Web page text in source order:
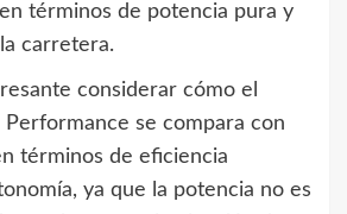
términos de potencia pura y
carretera.
considerar cómo el
se compara con
términos de eficiencia
ya que la potencia no es